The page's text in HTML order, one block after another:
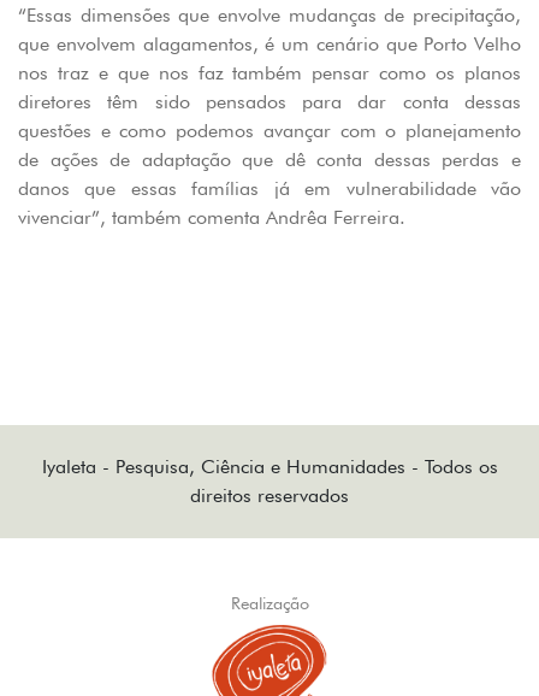
“Essas dimensões que envolve mudanças de precipitação,
que envolvem alagamentos, é um cenário que Porto Velho
nos traz e que nos faz também pensar como os planos
diretores têm sido pensados para dar conta dessas
questões e como podemos avançar com o planejamento
de ações de adaptação que dê conta dessas perdas e
danos que essas famílias já em vulnerabilidade vão
vivenciar”, também comenta Andrêa Ferreira.
Iyaleta - Pesquisa, Ciência e Humanidades - Todos os
direitos reservados
Realização